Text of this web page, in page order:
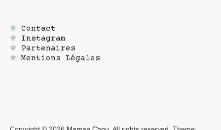
❀ Contact
❀ Instagram
❀ Partenaires
❀ Mentions Légales